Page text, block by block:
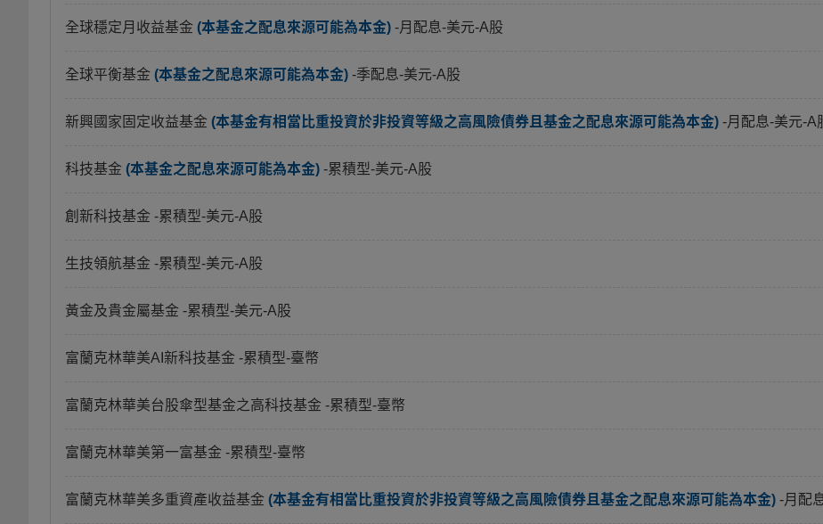
全球穩定月收益基金 (本基金之配息來源可能為本金) -月配息-美元-A股
全球平衡基金 (本基金之配息來源可能為本金) -季配息-美元-A股
新興國家固定收益基金 (本基金有相當比重投資於非投資等級之高風險債券且基金之配息來源可能為本金) -月配息-美元-A
科技基金 (本基金之配息來源可能為本金) -累積型-美元-A股
創新科技基金 -累積型-美元-A股
生技領航基金 -累積型-美元-A股
黃金及貴金屬基金 -累積型-美元-A股
富蘭克林華美AI新科技基金 -累積型-臺幣
富蘭克林華美台股傘型基金之高科技基金 -累積型-臺幣
富蘭克林華美第一富基金 -累積型-臺幣
富蘭克林華美多重資產收益基金 (本基金有相當比重投資於非投資等級之高風險債券且基金之配息來源可能為本金) -月配